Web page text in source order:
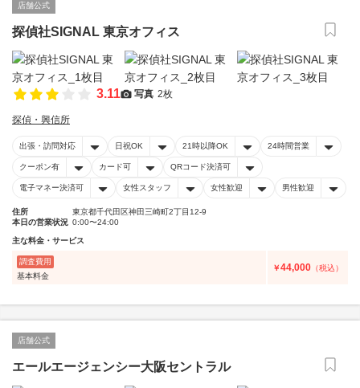
店舗公式
探偵社SIGNAL 東京オフィス
3.11 写真 2枚
探偵・興信所
出張・訪問対応 日祝OK 21時以降OK 24時間営業
クーポン有 カード可 QRコード決済可
電子マネー決済可 女性スタッフ 女性歓迎 男性歓迎
住所
東京都千代田区神田三崎町2丁目12-9
本日の営業状況 0:00〜24:00
主な料金・サービス
調査費用
基本料金
￥44,000 （税込）
店舗公式
エールエージェンシー大阪セントラル